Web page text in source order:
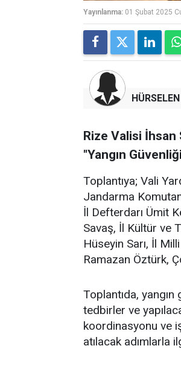
Yayınlanma: 01 Şubat 2025
Rize Valisi İhsan
"Yangın
Toplantıya; Vali
Jandarma
İl Defterdarı Ümit
Savaş, İl Kültür ve
Hüseyin Sarı, İl
Ramazan Öztürk,
Toplantıda,
tedbirler ve
koordinasyonu ve
atılacak adımlarla